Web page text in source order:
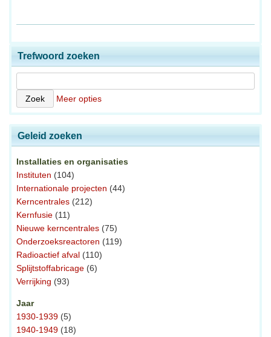
Trefwoord zoeken
Meer opties
Geleid zoeken
Installaties en organisaties
Instituten (104)
Internationale projecten (44)
Kerncentrales (212)
Kernfusie (11)
Nieuwe kerncentrales (75)
Onderzoeksreactoren (119)
Radioactief afval (110)
Splijtstoffabricage (6)
Verrijking (93)
Jaar
1930-1939 (5)
1940-1949 (18)